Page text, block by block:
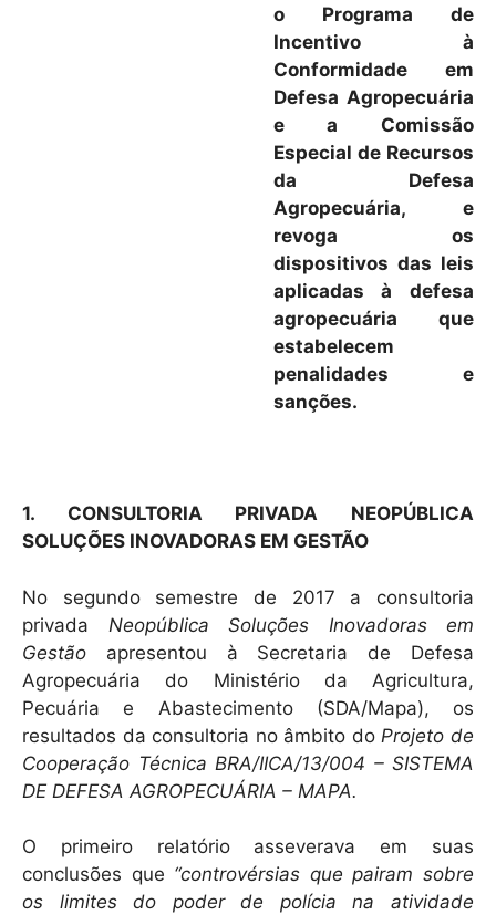
o Programa de
Incentivo à
Conformidade em
Defesa Agropecuária
e a Comissão
Especial de Recursos
da Defesa
Agropecuária, e
revoga os
dispositivos das leis
aplicadas à defesa
agropecuária que
estabelecem
penalidades e
sanções.
1. CONSULTORIA PRIVADA NEOPÚBLICA
SOLUÇÕES INOVADORAS EM GESTÃO
No segundo semestre de 2017 a consultoria
privada Neopública Soluções Inovadoras em
Gestão apresentou à Secretaria de Defesa
Agropecuária do Ministério da Agricultura,
Pecuária e Abastecimento (SDA/Mapa), os
resultados da consultoria no âmbito do Projeto de
Cooperação Técnica BRA/IICA/13/004 – SISTEMA
DE DEFESA AGROPECUÁRIA – MAPA.
O primeiro relatório asseverava em suas
conclusões que “controvérsias que pairam sobre
os limites do poder de polícia na atividade